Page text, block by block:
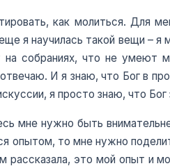
как молиться. Для
я научилась такой вещи –
собраниях, что не
И я знаю, что Бог в
я просто знаю, что Бог
мне нужно быть
опытом, то мне нужно
рассказала, это мой опыт и